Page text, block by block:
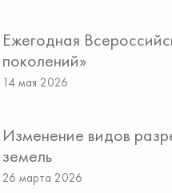
Ежегодная
поколений»
14 мая 2026
Изменение видов
земель
26 марта 2026